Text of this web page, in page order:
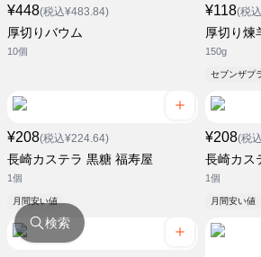
¥448(税込¥483.84)
厚切りバウム
10個
¥118(税
厚切り煉
150g
セブンザプ
¥208(税込¥224.64)
長崎カステラ 黒糖 福寿屋
1個
月間安い値
¥208(税
長崎カス
1個
月間安い値
検索